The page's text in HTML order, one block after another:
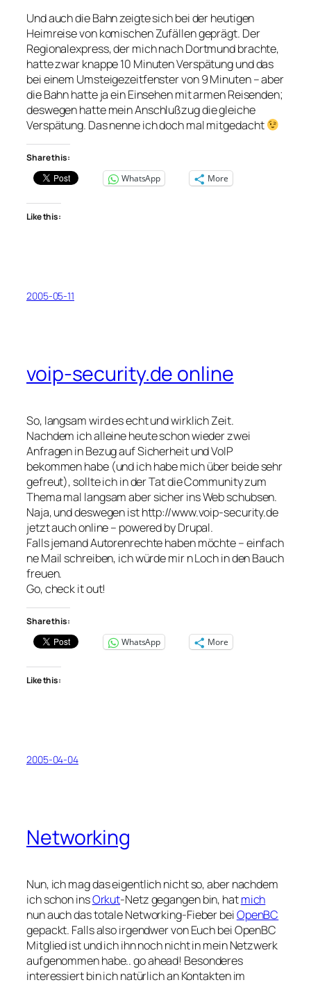
Und auch die Bahn zeigte sich bei der heutigen
Heimreise von komischen Zufällen geprägt. Der
Regionalexpress, der mich nach Dortmund brachte,
hatte zwar knappe 10 Minuten Verspätung und das
bei einem Umsteigezeitfenster von 9 Minuten – aber
die Bahn hatte ja ein Einsehen mit armen Reisenden;
deswegen hatte mein Anschlußzug die gleiche
Verspätung. Das nenne ich doch mal mitgedacht
Share this:
WhatsApp
More
Like this:
2005-05-11
voip-security.de online
So, langsam wird es echt und wirklich Zeit.
Nachdem ich alleine heute schon wieder zwei
Anfragen in Bezug auf Sicherheit und VoIP
bekommen habe (und ich habe mich über beide sehr
gefreut), sollte ich in der Tat die Community zum
Thema mal langsam aber sicher ins Web schubsen.
Naja, und deswegen ist http://www.voip-security.de
jetzt auch online – powered by Drupal.
Falls jemand Autorenrechte haben möchte – einfach
ne Mail schreiben, ich würde mir n Loch in den Bauch
freuen.
Go, check it out!
Share this:
WhatsApp
More
Like this:
2005-04-04
Networking
Nun, ich mag das eigentlich nicht so, aber nachdem
ich schon insOrkut-Netz gegangen bin, hatmich
nun auch das totale Networking-Fieber beiOpenBC
gepackt. Falls also irgendwer von Euch bei OpenBC
Mitglied ist und ich ihn noch nicht in mein Netzwerk
aufgenommen habe.. go ahead! Besonderes
interessiert bin ich natürlich an Kontakten im